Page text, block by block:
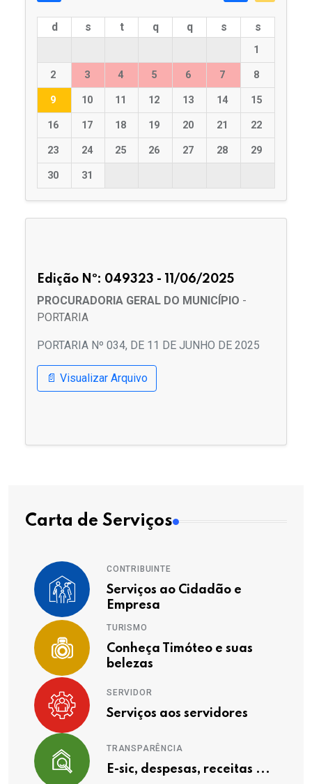
d s t q q s s
1
2 3 4 5 6 7 8
9 10 11 12 13 14 15
16 17 18 19 20 21 22
23 24 25 26 27 28 29
30 31
Edição Nº: 049323 - 11/06/2025
PROCURADORIA GERAL DO MUNICÍPIO -
PORTARIA
PORTARIA Nº 034, DE 11 DE JUNHO DE 2025
📄 Visualizar Arquivo
Carta de Serviços
CONTRIBUINTE
Serviços ao Cidadão e
Empresa
TURISMO
Conheça Timóteo e suas
belezas
SERVIDOR
Serviços aos servidores
TRANSPARÊNCIA
E-sic, despesas, receitas ...